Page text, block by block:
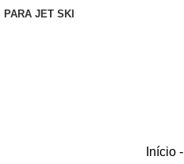
JET SKI
Início-